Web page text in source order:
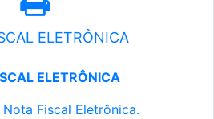
ELETRÔNICA
ELETRÔNICA
Fiscal Eletrônica.